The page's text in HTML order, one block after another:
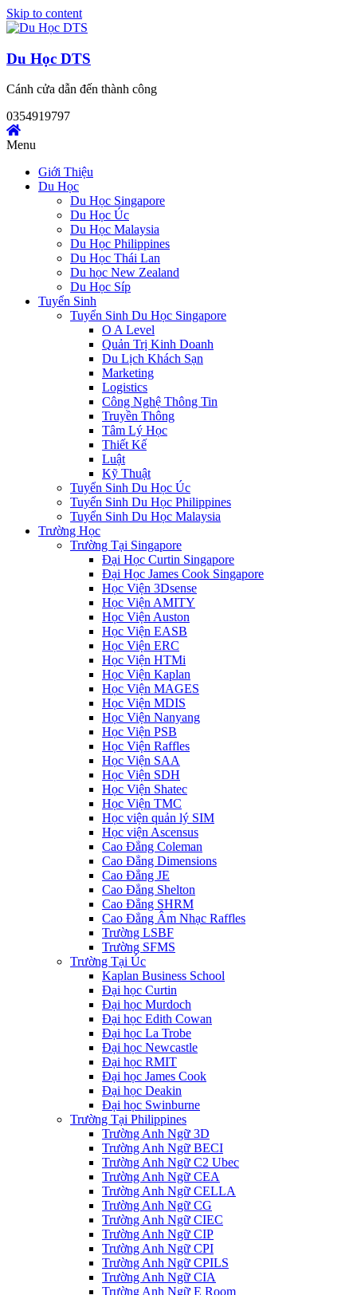
Skip to content
Du Học DTS
Cánh cửa dẫn đến thành công
0354919797
Menu
Giới Thiệu
Du Học
Du Học Singapore
Du Học Úc
Du Học Malaysia
Du Học Philippines
Du Học Thái Lan
Du học New Zealand
Du Học Síp
Tuyển Sinh
Tuyển Sinh Du Học Singapore
O A Level
Quản Trị Kinh Doanh
Du Lịch Khách Sạn
Marketing
Logistics
Công Nghệ Thông Tin
Truyền Thông
Tâm Lý Học
Thiết Kế
Luật
Kỹ Thuật
Tuyển Sinh Du Học Úc
Tuyển Sinh Du Học Philippines
Tuyển Sinh Du Học Malaysia
Trường Học
Trường Tại Singapore
Đại Học Curtin Singapore
Đại Học James Cook Singapore
Học Viện 3Dsense
Học Viện AMITY
Học Viện Auston
Học Viện EASB
Học Viện ERC
Học Viện HTMi
Học Viện Kaplan
Học Viện MAGES
Học Viện MDIS
Học Viện Nanyang
Học Viện PSB
Học Viện Raffles
Học Viện SAA
Học Viện SDH
Học Viện Shatec
Học Viện TMC
Học viện quản lý SIM
Học viện Ascensus
Cao Đẳng Coleman
Cao Đẳng Dimensions
Cao Đẳng JE
Cao Đẳng Shelton
Cao Đẳng SHRM
Cao Đẳng Âm Nhạc Raffles
Trường LSBF
Trường SFMS
Trường Tại Úc
Kaplan Business School
Đại học Curtin
Đại học Murdoch
Đại học Edith Cowan
Đại học La Trobe
Đại học Newcastle
Đại học RMIT
Đại học James Cook
Đại học Deakin
Đại học Swinburne
Trường Tại Philippines
Trường Anh Ngữ 3D
Trường Anh Ngữ BECI
Trường Anh Ngữ C2 Ubec
Trường Anh Ngữ CEA
Trường Anh Ngữ CELLA
Trường Anh Ngữ CG
Trường Anh Ngữ CIEC
Trường Anh Ngữ CIP
Trường Anh Ngữ CPI
Trường Anh Ngữ CPILS
Trường Anh Ngữ CIA
Trường Anh Ngữ E Room